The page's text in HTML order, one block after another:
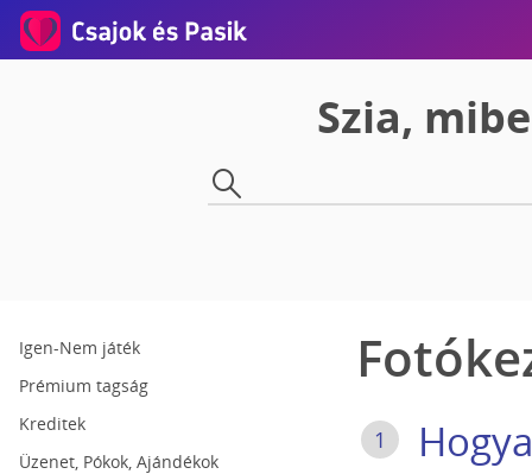
Szia,
Igen-Nem játék
Prémium tagság
Kreditek
Üzenet, Pókok, Ajándékok
1